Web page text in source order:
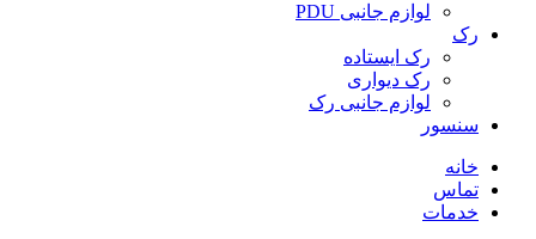
لوازم جانبی PDU
رک
رک ایستاده
رک دیواری
لوازم جانبی رک
سنسور
خانه
تماس
خدمات